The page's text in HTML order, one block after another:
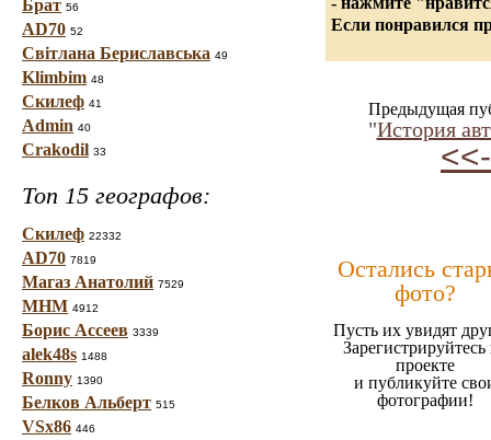
Брат 56
AD70 52
Світлана Бериславська 49
Klimbim 48
Скилеф 41
Admin 40
Crakodil 33
Топ 15 географов:
Скилеф 22332
AD70 7819
Магаз Анатолий 7529
МНМ 4912
Борис Ассеев 3339
alek48s 1488
Ronny 1390
Белков Альберт 515
VSx86 446
Если понравился
Предыдущая
"История
<<-
Остались
фото?
Пусть их увидят
Зарегистрируйтесь
проекте
и публикуйте
фотографии!